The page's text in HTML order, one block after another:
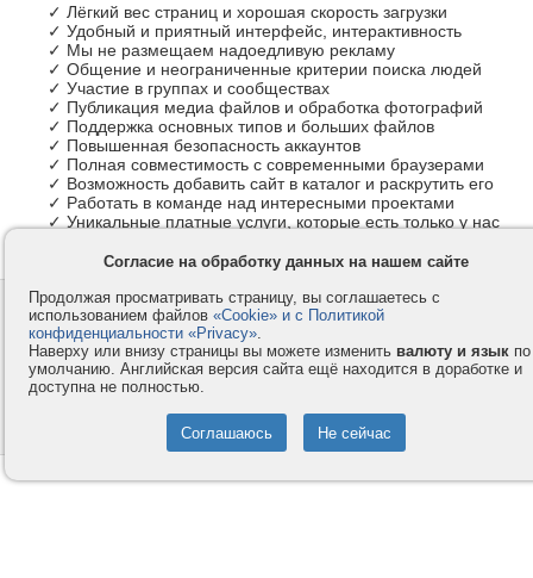
✓ Лёгкий вес страниц и хорошая скорость загрузки
✓ Удобный и приятный интерфейс, интерактивность
✓ Мы не размещаем надоедливую рекламу
✓ Общение и неограниченные критерии поиска людей
✓ Участие в группах и сообществах
✓ Публикация медиа файлов и обработка фотографий
✓ Поддержка основных типов и больших файлов
✓ Повышенная безопасность аккаунтов
✓ Полная совместимость с современными браузерами
✓ Возможность добавить сайт в каталог и раскрутить его
✓ Работать в команде над интересными проектами
✓ Уникальные платные услуги, которые есть только у нас
Контакты
Компания
Privacy и Cookie
Услуги
Как оплатить
Помощь
© 2008-2026
- Все права защищены.
Согласие на обработку данных на нашем сайте
Продолжая просматривать страницу, вы соглашаетесь с
использованием файлов «Cookie» и с Политикой
конфиденциальности «Privacy».
Наверху или внизу страницы вы можете изменить валюту и язык по
умолчанию. Английская версия сайта ещё находится в доработке и
доступна не полностью.